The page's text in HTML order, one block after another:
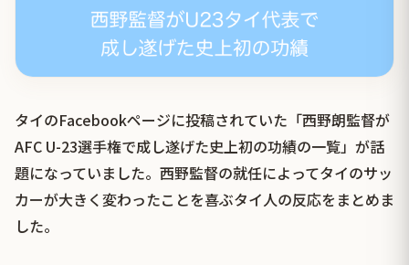
タイのFacebookページに投稿されていた「西野朗監督が
AFC U-23選手権で成し遂げた史上初の功績の一覧」が話
題になっていました。西野監督の就任によってタイのサッ
カーが大きく変わったことを喜ぶタイ人の反応をまとめま
した。